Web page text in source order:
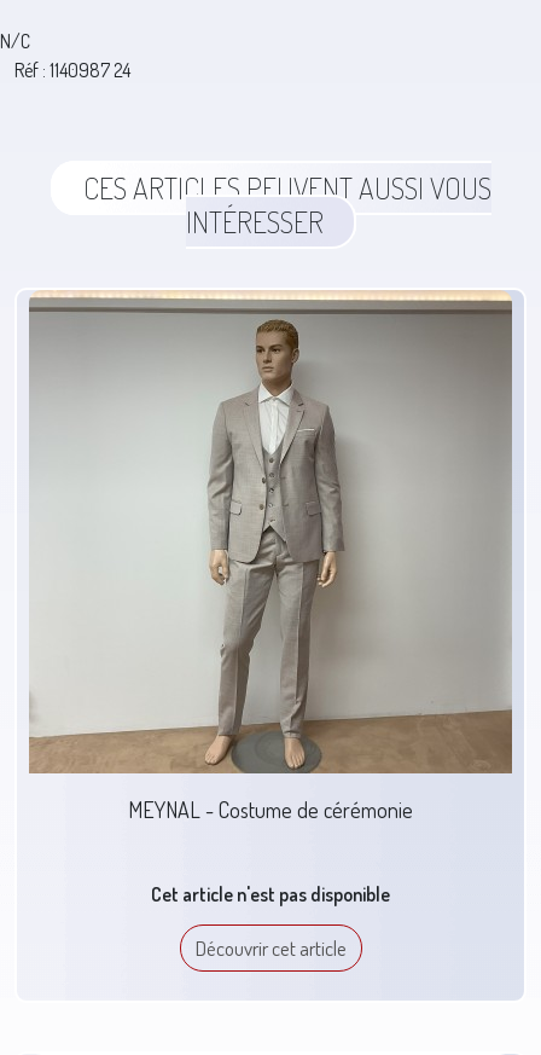
N/C
Réf : 1140987 24
CES ARTICLES PEUVENT AUSSI VOUS
INTÉRESSER
MEYNAL - Costume de cérémonie
Cet article n'est pas disponible
Découvrir cet article